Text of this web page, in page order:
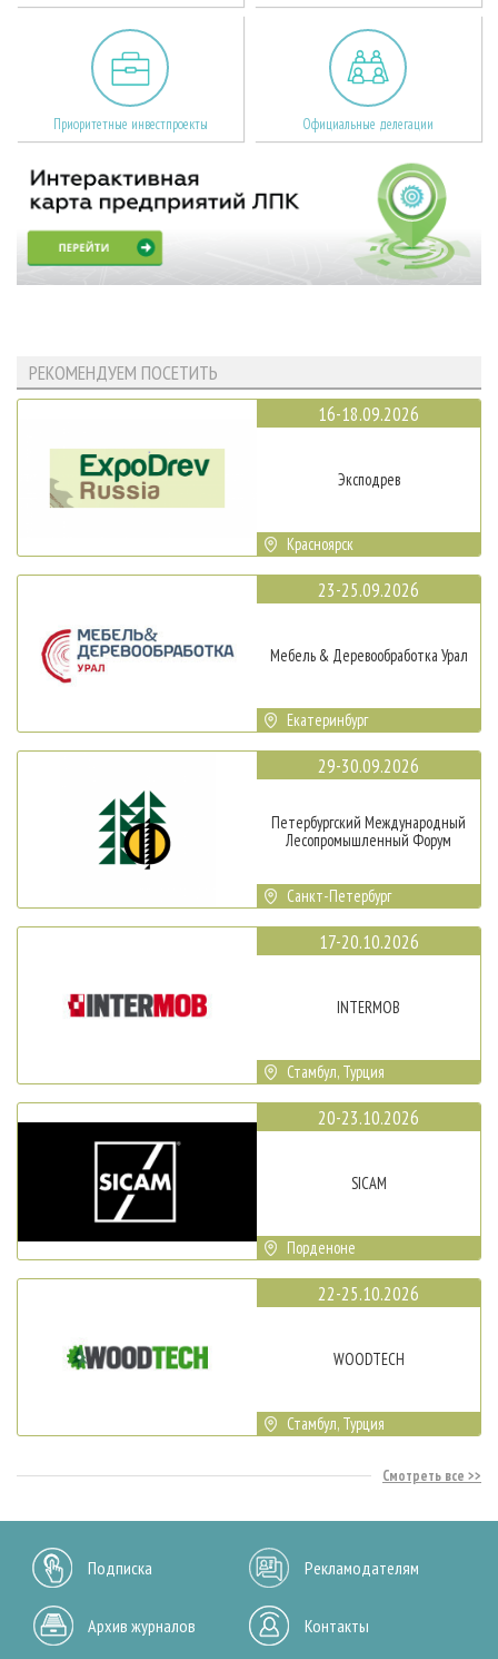
Приоритетные инвестпроекты Официальные делегации
РЕКОМЕНДУЕМ ПОСЕТИТЬ
16-18.09.2026
Эксподрев
Красноярск
23-25.09.2026
Мебель & Деревообработка Урал
Екатеринбург
29-30.09.2026
Петербургский Международный
Лесопромышленный Форум
Санкт-Петербург
17-20.10.2026
INTERMOB
Стамбул, Турция
20-23.10.2026
SICAM
Порденоне
22-25.10.2026
WOODTECH
Стамбул, Турция
Смотреть все
Подписка Рекламодателям
Архив журналов Контакты